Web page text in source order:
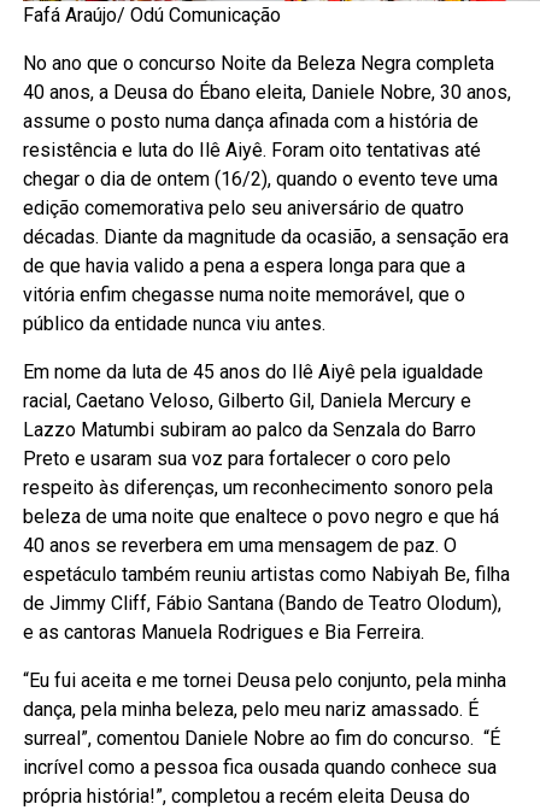
Fafá Araújo/ Odú Comunicação
No ano que o concurso Noite da Beleza Negra completa
40 anos, a Deusa do Ébano eleita, Daniele Nobre, 30 anos,
assume o posto numa dança afinada com a história de
resistência e luta do Ilê Aiyê. Foram oito tentativas até
chegar o dia de ontem (16/2), quando o evento teve uma
edição comemorativa pelo seu aniversário de quatro
décadas. Diante da magnitude da ocasião, a sensação era
de que havia valido a pena a espera longa para que a
vitória enfim chegasse numa noite memorável, que o
público da entidade nunca viu antes.
Em nome da luta de 45 anos do Ilê Aiyê pela igualdade
racial, Caetano Veloso, Gilberto Gil, Daniela Mercury e
Lazzo Matumbi subiram ao palco da Senzala do Barro
Preto e usaram sua voz para fortalecer o coro pelo
respeito às diferenças, um reconhecimento sonoro pela
beleza de uma noite que enaltece o povo negro e que há
40 anos se reverbera em uma mensagem de paz. O
espetáculo também reuniu artistas como Nabiyah Be, filha
de Jimmy Cliff, Fábio Santana (Bando de Teatro Olodum),
e as cantoras Manuela Rodrigues e Bia Ferreira.
“Eu fui aceita e me tornei Deusa pelo conjunto, pela minha
dança, pela minha beleza, pelo meu nariz amassado. É
surreal”, comentou Daniele Nobre ao fim do concurso. “É
incrível como a pessoa fica ousada quando conhece sua
própria história!”, completou a recém eleita Deusa do